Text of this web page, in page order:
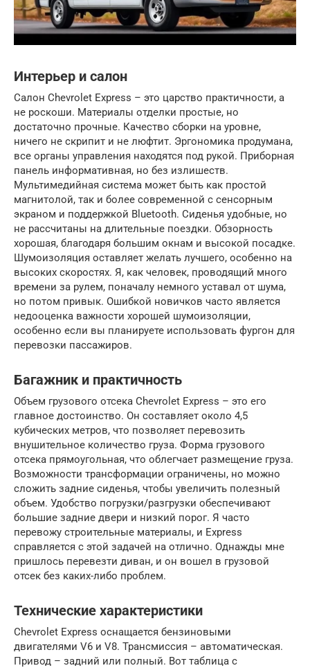
Интерьер и салон
Салон Chevrolet Express – это царство практичности, а
не роскоши. Материалы отделки простые, но
достаточно прочные. Качество сборки на уровне,
ничего не скрипит и не люфтит. Эргономика продумана,
все органы управления находятся под рукой. Приборная
панель информативная, но без излишеств.
Мультимедийная система может быть как простой
магнитолой, так и более современной с сенсорным
экраном и поддержкой Bluetooth. Сиденья удобные, но
не рассчитаны на длительные поездки. Обзорность
хорошая, благодаря большим окнам и высокой посадке.
Шумоизоляция оставляет желать лучшего, особенно на
высоких скоростях. Я, как человек, проводящий много
времени за рулем, поначалу немного уставал от шума,
но потом привык. Ошибкой новичков часто является
недооценка важности хорошей шумоизоляции,
особенно если вы планируете использовать фургон для
перевозки пассажиров.
Багажник и практичность
Объем грузового отсека Chevrolet Express – это его
главное достоинство. Он составляет около 4,5
кубических метров, что позволяет перевозить
внушительное количество груза. Форма грузового
отсека прямоугольная, что облегчает размещение груза.
Возможности трансформации ограничены, но можно
сложить задние сиденья, чтобы увеличить полезный
объем. Удобство погрузки/разгрузки обеспечивают
большие задние двери и низкий порог. Я часто
перевожу строительные материалы, и Express
справляется с этой задачей на отлично. Однажды мне
пришлось перевезти диван, и он вошел в грузовой
отсек без каких-либо проблем.
Технические характеристики
Chevrolet Express оснащается бензиновыми
двигателями V6 и V8. Трансмиссия – автоматическая.
Привод – задний или полный. Вот таблица с